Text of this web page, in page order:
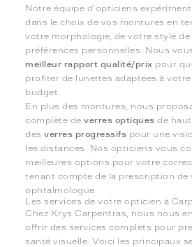
Notre équipe d'opticiens
dans le choix de vos montures en
votre morphologie, de votre style de
préférences personnelles. Nous
meilleur rapport qualité/prix pour
profiter de lunettes adaptées à
budget.
En plus des montures, nous
complète deverres optiques de
desverres progressifs pour une
les distances. Nos opticiens vous
meilleures options pour votre
tenant compte de la prescription de
ophtalmologue.
Les services de votre opticien à
Chez Krys Carpentras, nous nous
offrir des services complets pour
santé visuelle. Voici les principaux